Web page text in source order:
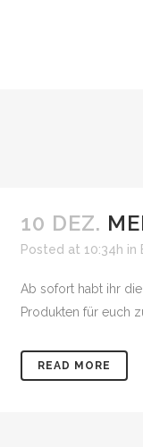
10 DEZ.
Posted at 10:34h in
Ab sofort habt ihr
Produkten für euch
READ MORE